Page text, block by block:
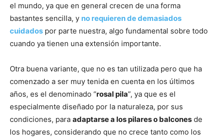
el mundo, ya que en general crecen de una forma
bastantes sencilla, y no requieren de demasiados
cuidados por parte nuestra, algo fundamental sobre todo
cuando ya tienen una extensión importante.
Otra buena variante, que no es tan utilizada pero que ha
comenzado a ser muy tenida en cuenta en los últimos
años, es el denominado “rosal pila”, ya que es el
especialmente diseñado por la naturaleza, por sus
condiciones, para adaptarse a los pilares o balcones de
los hogares, considerando que no crece tanto como los